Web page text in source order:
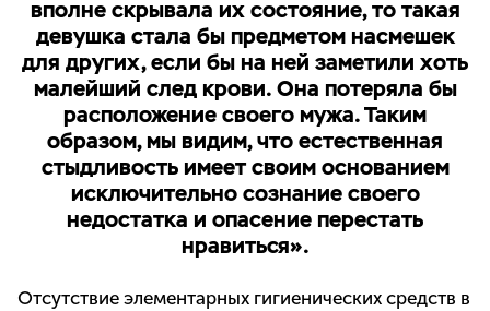
вполне скрывала их состояние, то такая
девушка стала бы предметом насмешек
для других, если бы на ней заметили хоть
малейший след крови. Она потеряла бы
расположение своего мужа. Таким
образом, мы видим, что естественная
стыдливость имеет своим основанием
исключительно сознание своего
недостатка и опасение перестать
нравиться».
Отсутствие элементарных гигиенических средств в